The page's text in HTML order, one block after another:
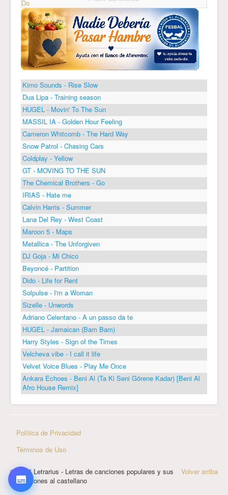
Do
Kimo Sounds - Rise Slow
Dua Lipa - Training season
HUGEL - Movin' To The Sun
MASSIL IA - Golden Hour Feeling
Cameron Whitcomb - The Hard Way
Snow Patrol - Chasing Cars
Coldplay - Yellow
GT - MOVING TO THE SUN
The Chemical Brothers - Go
IRIAS - Hate me
Calvin Harris - Summer
Lana Del Rey - West Coast
Maroon 5 - Maps
Metallica - The Unforgiven
DJ Goja - Mi Chico
Beyoncé - Partition
Dido - Life for Rent
Solpulse - I'm a Woman
Sizelle - Unwords
Adriano Celentano - A un passo da te
HUGEL - Jamaican (Bam Bam)
Harry Styles - Sign of the Times
Velcheva vibe - I call it life
Velvet Voice Blues - Play Me Once
Ankara Echoes - Beni Al (Ta Ki Seni Görene Kadar) [Beni Al
Afro House Remix]
Política de Privacidad
Términos de Uso
Volver arriba
© 2026 Letrarius - Letras de canciones populares y sus
traducciones al castellano